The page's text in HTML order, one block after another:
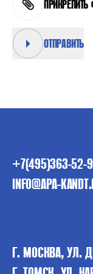
ОТПРАВИТЬ
+7(495)363-52-
INFO@APA-
Г. МОСКВА, УЛ.